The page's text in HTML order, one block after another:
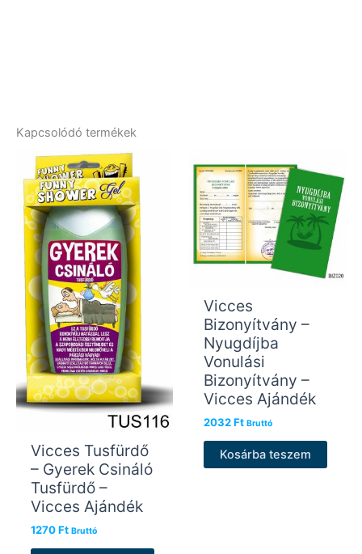
Kapcsolódó termékek
Vicces Tusfürdő
– Gyerek Csináló
Tusfürdő –
Vicces Ajándék
1270Ft Bruttó
Vicces
Bizonyítvány –
Nyugdíjba
Vonulási
Bizonyítvány –
Vicces Ajándék
2032Ft Bruttó
Kosárba teszem